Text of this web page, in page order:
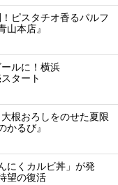
ピスタチオ香るパルフ
山本店』
ルに！横浜
タート
根おろしをのせた夏限
かるび』
にくカルビ丼」が発
望の復活